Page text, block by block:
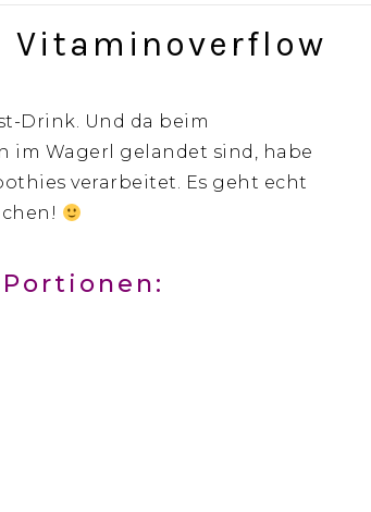
Vitaminoverflow
Drink. Und da beim
im Wagerl gelandet sind, habe
verarbeitet. Es geht echt